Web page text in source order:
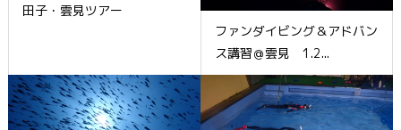
田子・雲見ツアー
ファンダイビング＆アドバン
ス講習＠雲見 1.2...